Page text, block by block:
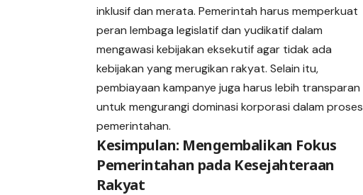
inklusif dan merata. Pemerintah harus memperkuat
peran lembaga legislatif dan yudikatif dalam
mengawasi kebijakan eksekutif agar tidak ada
kebijakan yang merugikan rakyat. Selain itu,
pembiayaan kampanye juga harus lebih transparan
untuk mengurangi dominasi korporasi dalam proses
pemerintahan.
Kesimpulan: Mengembalikan Fokus
Pemerintahan pada Kesejahteraan
Rakyat